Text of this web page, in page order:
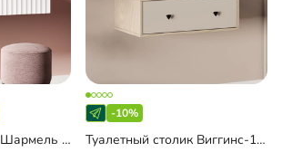
Туалетный столик Шармель подвесной
-10%
Туалетный столик Виггинс-1 подвесной